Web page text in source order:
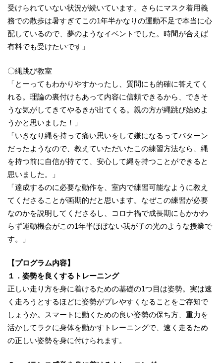
受けられていない状況が続いています。さらにマスク着用義
務での散歩は暑すぎてこの1年半かなりの運動不足で本当に心
配しているので、夢のようなイベントでした。時間が合えば
有料でも受けたいです」
〇縄跳び教室​
「とーってもわかりやすかったし、質問にも的確に答えてく
れる。理論の裏付けもあって内容に信頼できるから、できそ
うな気がしてきてやるきが出てくる。親の方が縄跳び始めよ
うかと思いました！」
「いきなり縄を持って痛い思いをして嫌になるってパターン
だったようなので、教えていただいたこの練習方法なら、縄
を持つ前に自信が持てて、安心して縄を持つことができると
思いました。」
「達成するのに必要な動作を、室内で練習可能なように教え
てくださることが画期的だと思います。なぜこの練習が必要
なのかを説明してくださるし、コロナ禍で成長期にもかかわ
らず運動機会がこの1年半ほぼない我が子の光のような授業で
す。」
【プログラム内容】
１．姿勢を良くするトレーニング
正しい走り方を身に着けるための基礎の1つ目は姿勢。実は速
く走ろうとするほどに姿勢がブレやすくなることをご存知で
しょうか。スマートに動くための良い姿勢の保ち方、重力を
活かしてラクに身体を動かすトレーニングで、速く走るため
の正しい姿勢を身に付けられます。